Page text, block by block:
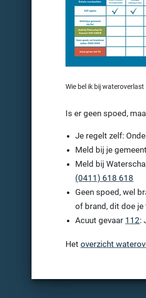
Wie bel ik bij wateroverlast
Is er geen spoed,
Je regelt zelf:
Meld bij je
Meld bij
(0411) 618 618
Geen spoed, wel
of brand, dit doe je
Acuut gevaar 112:
Het overzicht